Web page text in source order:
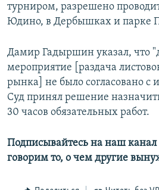
турниром, разрешено
Юдино, в Дербышках и парке
Дамир Гадыршин указал, что
мероприятие [раздача
рынка] не было согласовано с
Суд принял решение
30 часов обязательных работ.
Подписывайтесь на наш канал
говорим то, о чем другие